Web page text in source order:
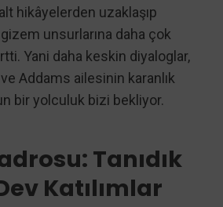
hikâyelerden uzaklaşıp
unsurlarına daha çok
Yani daha keskin diyaloglar,
Addams ailesinin karanlık
bir yolculuk bizi bekliyor.
Tanıdık
Katılımlar